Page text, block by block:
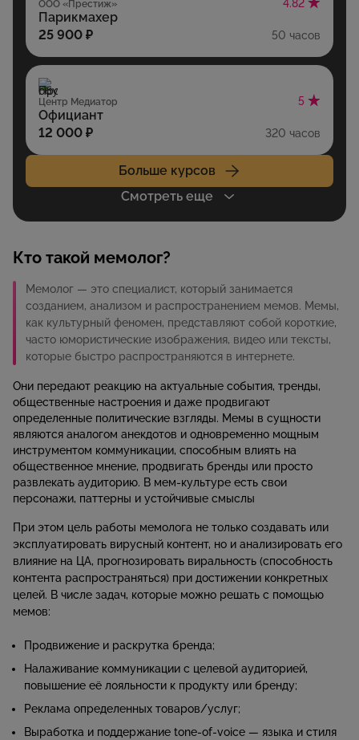
ООО «Престиж» 4.82
Парикмахер
25 900 ₽
50 часов
Центр Медиатор 5
Официант
12 000 ₽
320 часов
Больше курсов
Смотреть еще
Кто такой мемолог?
Мемолог — это специалист, который занимается
созданием, анализом и распространением мемов. Мемы,
как культурный феномен, представляют собой короткие,
часто юмористические изображения, видео или тексты,
которые быстро распространяются в интернете.
Они передают реакцию на актуальные события, тренды,
общественные настроения и даже продвигают
определенные политические взгляды. Мемы в сущности
являются аналогом анекдотов и одновременно мощным
инструментом коммуникации, способным влиять на
общественное мнение, продвигать бренды или просто
развлекать аудиторию. В мем-культуре есть свои
персонажи, паттерны и устойчивые смыслы
При этом цель работы мемолога не только создавать или
эксплуатировать вирусный контент, но и анализировать его
влияние на ЦА, прогнозировать виральность (способность
контента распространяться) при достижении конкретных
целей. В числе задач, которые можно решать с помощью
мемов:
Продвижение и раскрутка бренда;
Налаживание коммуникации с целевой аудиторией,
повышение её лояльности к продукту или бренду;
Реклама определенных товаров/услуг;
Выработка и поддержание tone-of-voice — языка и стиля